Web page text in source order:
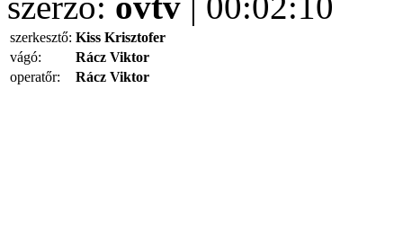
szerkesztő: Kiss Krisztofer
vágó:
Rácz Viktor
operatőr:
Rácz Viktor